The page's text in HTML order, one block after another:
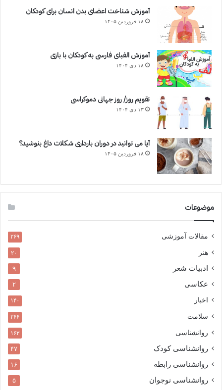
آموزش شناخت اعضای بدن انسان برای کودکان
۱۸ فروردین ۱۴۰۵
آموزش الفبای فارسی به کودکان با بازی
۱۸ دی ۱۴۰۴
تقویم روز/ روز جهانی دموکراسی
۱۳ دی ۱۴۰۴
آیا می توانید در دوران بارداری شکلات داغ بنوشید؟
۱۸ فروردین ۱۴۰۵
موضوعات
مقالات آموزشی ۲۶۹
هنر ۲۰
ادبیات شعر ۹
عکاسی ۲
اخبار ۱۴۰
سلامت ۲۶۶
روانشناسی ۱۶۳
روانشناسی کودک ۴۷
روانشناسی رابطه ۱۶
روانشناسی نوجوان ۵